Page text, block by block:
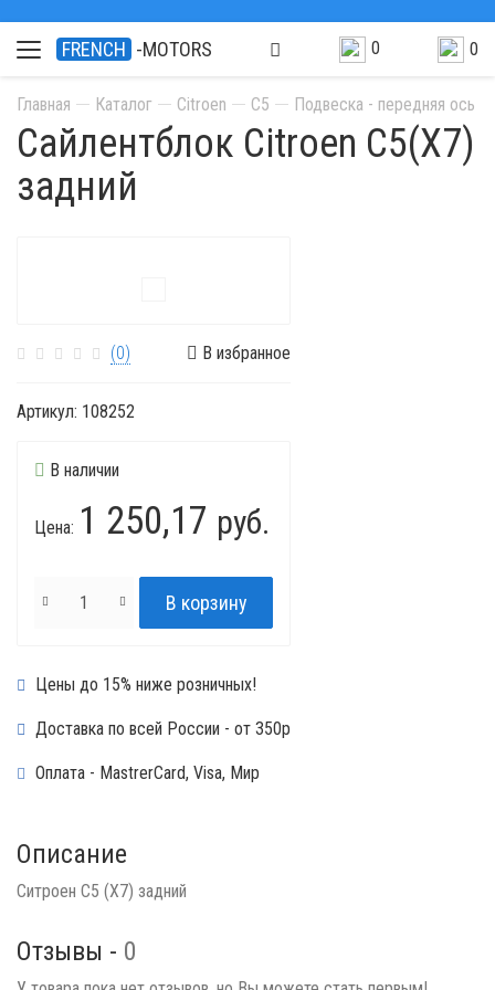
FRENCH -MOTORS 0 0
Главная Каталог Citroen C5 Подвеска - передняя ось
Сайлентблок Citroen С5(X7)
задний
(0) В избранное
Артикул: 108252
В наличии
Цена: 1 250,17 руб.
Цены до 15% ниже розничных!
Доставка по всей России - от 350р
Оплата - MastrerCard, Visa, Мир
Описание
Ситроен С5 (Х7) задний
Отзывы - 0